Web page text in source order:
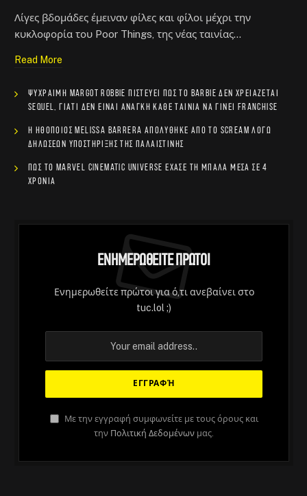
Λίγες βδομάδες έμειναν φίλες και φίλοι μέχρι την
κυκλοφορία του Poor Things, της νέας ταινίας…
Read More
Ψύχραιμη Margot Robbie πιστεύει πως το Barbie δεν χρειάζεται
sequel, γιατί δεν είναι ανάγκη κάθε ταινία να γίνει franchise
Η ηθοποιός Melissa Barrera απολύθηκε από το Scream λόγω
δηλώσεων υποστήριξης της Παλαιστίνης
Πώς το Marvel Cinematic Universe έχασε τη μπάλα μέσα σε 4
χρόνια
Ενημερωθείτε Πρώτοι
Ενημερωθείτε πρώτοι για ό,τι ανεβαίνει στο
tuc.lol ;)
Με την εγγραφή συμφωνείτε με τους όρους και
την Πολιτική Δεδομένων μας.